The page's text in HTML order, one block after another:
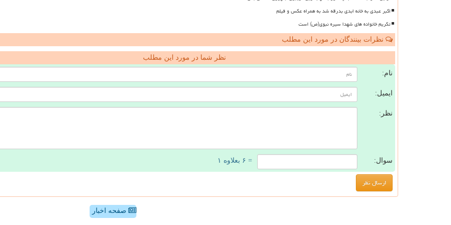
اکبر عبدی به خانه ابدی بدرقه شد به همراه عکس و فیلم
تکریم خانواده های شهدا سیره نبوی(ص) است
نظرات بینندگان در مورد این مطلب
نظر شما در مورد این مطلب
نام:
ایمیل:
نظر:
سوال: = ۶ بعلاوه ۱
صفحه اخبار